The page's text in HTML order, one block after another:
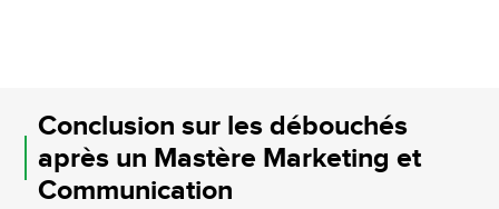
Conclusion sur les débouchés
après un Mastère Marketing et
Communication